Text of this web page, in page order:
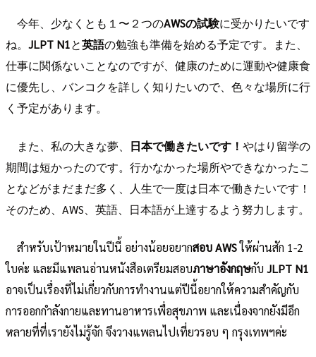
今年、少なくとも１〜２つのAWSの試験に受かりたいです
ね。 JLPT N1と英語の勉強も準備を始める予定です。また、
仕事に関係ないことなのですが、健康のために運動や健康食
に優先し、バンコクを詳しく知りたいので、色々な場所に行
く予定があります。
また、私の大きな夢、 日本で働きたいです！ やはり留学の
期間は短かったのです。行かなかった場所やできなかったこ
となどがまだまだ多く、人生で一度は日本で働きたいです！
そのため、AWS、英語、日本語が上達するよう努力します。
สำหรับเป้าหมายในปีนี้ อย่างน้อยอยากสอบ AWSให้ผ่านสัก 1-2
ใบค่ะ และมีแพลนอ่านหนังสือเตรียมสอบภาษาอังกฤษกับ JLPT N1
อาจเป็นเรื่องที่ไม่เกี่ยวกับการทำงานแต่ปีนี้อยากให้ความสำคัญกับ
การออกกำลังกายและทานอาหารเพื่อสุขภาพ และเนื่องจากยังมีอีก
หลายที่ที่เรายังไม่รู้จัก จึงวางแพลนไปเที่ยวรอบ ๆ กรุงเทพฯค่ะ